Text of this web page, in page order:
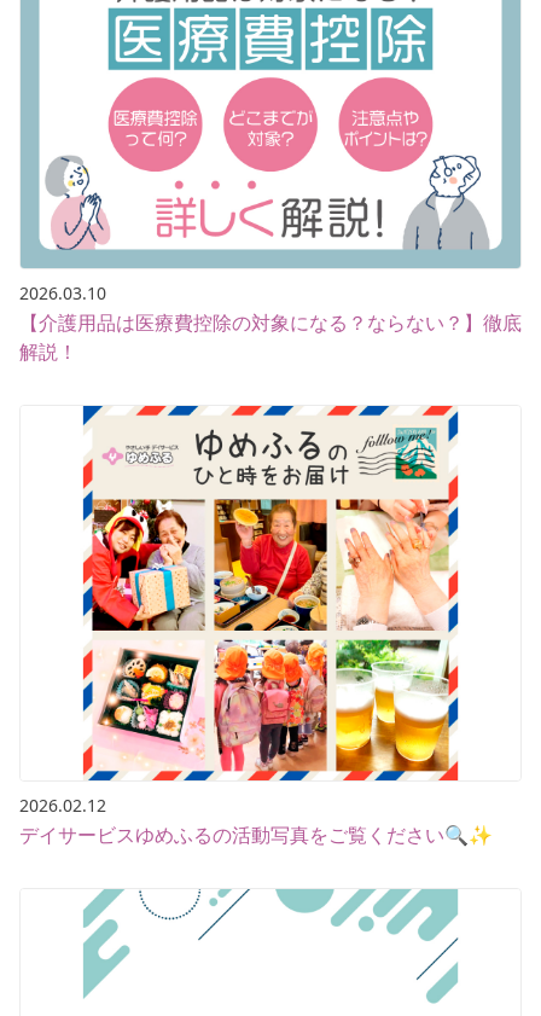
2026.03.10
【介護用品は医療費控除の対象になる？ならない？】徹底
解説！
2026.02.12
デイサービスゆめふるの活動写真をご覧ください🔍✨